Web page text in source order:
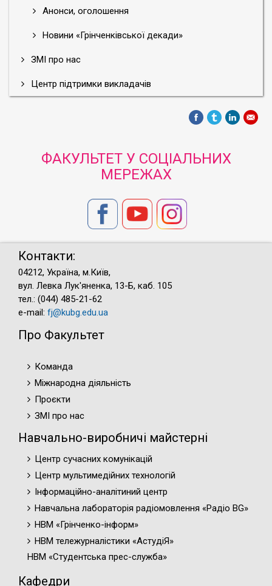
Анонси, оголошення
Новини «Грінченківської декади»
ЗМІ про нас
Центр підтримки викладачів
ФАКУЛЬТЕТ У СОЦІАЛЬНИХ
МЕРЕЖАХ
Контакти:
04212, Україна, м.Київ,
вул. Левка Лук'яненка, 13-Б, каб. 105
тел.: (044) 485-21-62
e-mail: fj@kubg.edu.ua
Про Факультет
Команда
Міжнародна діяльність
Проєкти
ЗМІ про нас
Навчально-виробничі майстерні
Центр сучасних комунікацій
Центр мультимедійних технологій
Інформаційно-аналітиний центр
Навчальна лабораторія радіомовлення «Радіо BG»
НВМ «Грінченко-інформ»
НВМ тележурналістики «АстудіЯ»
НВМ «Студентська прес-служба»
Кафедри